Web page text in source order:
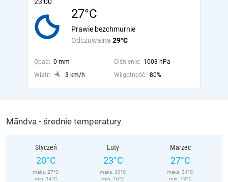
27°C
Odczuwalna 29°C
Prawie bezchmurnie
Opad: 0 mm Ciśnienie: 1003 hPa
Wiatr:
3 km/h Wilgotność: 80%
Māndva - średnie temperatury
Styczeń
20°C
maks. 27°C
min. 14°C
Luty
23°C
maks. 30°C
min. 16°C
Marzec
27°C
maks. 34°C
min. 19°C